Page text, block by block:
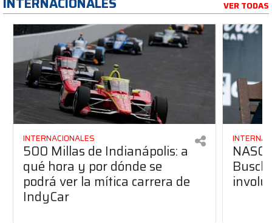
VER TODAS
INTERNACIONALES
500 Millas de Indianápolis: a
qué hora y por dónde se
podrá ver la mítica carrera de
IndyCar